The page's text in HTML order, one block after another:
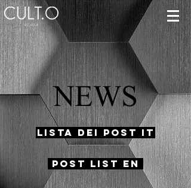
NEWS
Lista dei Post IT
Post List EN